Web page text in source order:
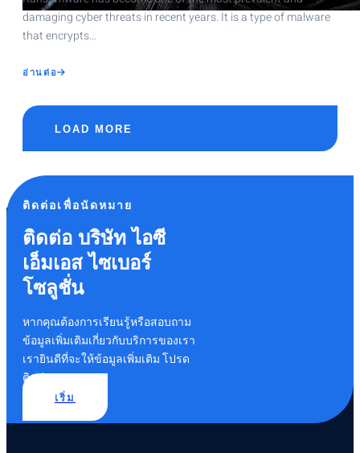
damaging cyber threats in recent years. It is a type of malware
that encrypts…
อ่านต่อ
RANSOMWARE
INVESTIGATIONS
LOAD MORE
ติดต่อเพื่อนัดหมาย
ติดต่อ บริษัท ไอซี
เอ็มเอส ไซเบอร์
โซลูชั่น
หากคุณต้องการเรียนรู้หรือสอบถาม
ข้อมูลเพิ่มเติมเกี่ยวกับบริการของเรา
เรายินดีที่จะให้ข้อมูลเพิ่มเติม โปรด
ติดต่อเรา
เริ่ม